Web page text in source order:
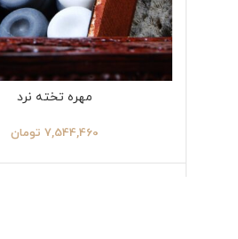
مهره تخته نرد
7,544,460 تومان